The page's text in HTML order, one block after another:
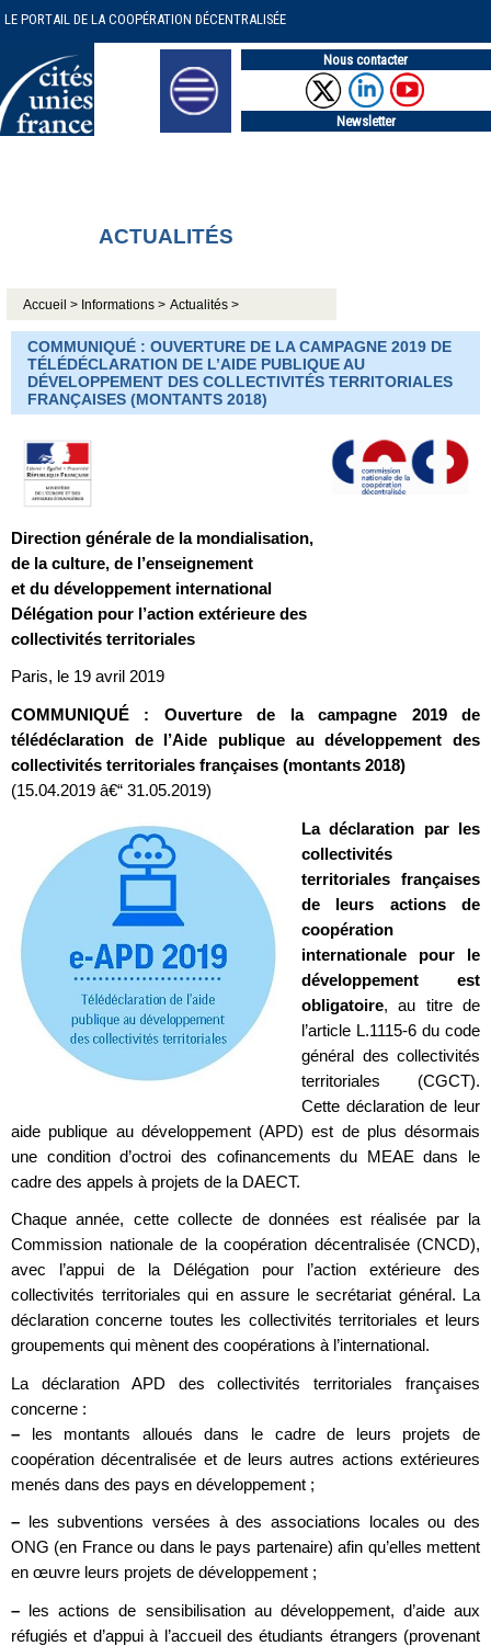
LE PORTAIL DE LA COOPÉRATION DÉCENTRALISÉE
Nous contacter
Newsletter
ACTUALITÉS
Accueil > Informations > Actualités >
COMMUNIQUÉ : OUVERTURE DE LA CAMPAGNE 2019 DE
TÉLÉDÉCLARATION DE L’AIDE PUBLIQUE AU
DÉVELOPPEMENT DES COLLECTIVITÉS TERRITORIALES
FRANÇAISES (MONTANTS 2018)
Direction générale de la mondialisation,
de la culture, de l’enseignement
et du développement international
Délégation pour l’action extérieure des
collectivités territoriales
Paris, le 19 avril 2019
COMMUNIQUÉ : Ouverture de la campagne 2019 de
télédéclaration de l’Aide publique au développement des
collectivités territoriales françaises (montants 2018)
(15.04.2019 â€“ 31.05.2019)
La déclaration par les
collectivités
territoriales françaises
de leurs actions de
coopération
internationale pour le
développement est
obligatoire, au titre de
l’article L.1115-6 du code
général des collectivités
territoriales (CGCT).
Cette déclaration de leur
aide publique au développement (APD) est de plus désormais
une condition d’octroi des cofinancements du MEAE dans le
cadre des appels à projets de la DAECT.
Chaque année, cette collecte de données est réalisée par la
Commission nationale de la coopération décentralisée (CNCD),
avec l’appui de la Délégation pour l’action extérieure des
collectivités territoriales qui en assure le secrétariat général. La
déclaration concerne toutes les collectivités territoriales et leurs
groupements qui mènent des coopérations à l’international.
La déclaration APD des collectivités territoriales françaises
concerne :
– les montants alloués dans le cadre de leurs projets de
coopération décentralisée et de leurs autres actions extérieures
menés dans des pays en développement ;
– les subventions versées à des associations locales ou des
ONG (en France ou dans le pays partenaire) afin qu’elles mettent
en œuvre leurs projets de développement ;
– les actions de sensibilisation au développement, d’aide aux
réfugiés et d’appui à l’accueil des étudiants étrangers (provenant